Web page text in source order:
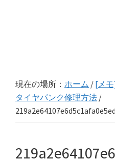
現在の場所： ホーム / [メ
タイヤパンク修理方法 /